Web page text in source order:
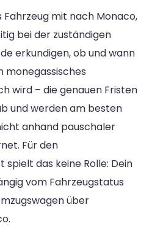
Fahrzeug mit nach Monaco,
bei der zuständigen
erkundigen, ob und wann
monegassisches
wird – die genauen Fristen
und werden am besten
anhand pauschaler
Für den
das keine Rolle: Dein
vom Fahrzeugstatus
über